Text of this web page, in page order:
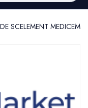
SCELEMENT MEDICEM